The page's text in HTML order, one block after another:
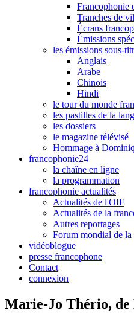
Francophonie
Tranches de
Écrans
Émissions
les émissions sous-
Anglais
Arabe
Chinois
Hindi
le tour du monde
les pastilles de la
les dossiers
le magazine télévisé
Hommage à
francophonie24
la chaîne en ligne
la programmation
francophonie actualités
Actualités de l'OIF
Actualités de la
Autres reportages
Forum mondial de la
vidéoblogue
presse francophone
Contact
connexion
Marie-Jo Thério,